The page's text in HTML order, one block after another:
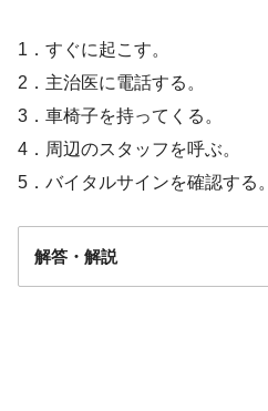
1．すぐに起こす。
2．主治医に電話する。
3．車椅子を持ってくる。
4．周辺のスタッフを呼ぶ。
5．バイタルサインを確認する。
解答・解説